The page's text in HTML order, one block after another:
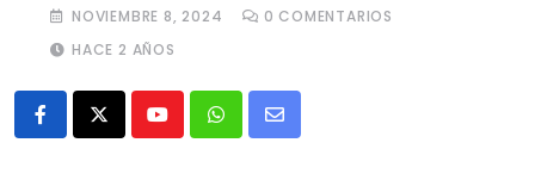
NOVIEMBRE 8, 2024 0 COMENTARIOS
HACE 2 AÑOS
YoutubeWhatsapp
Share